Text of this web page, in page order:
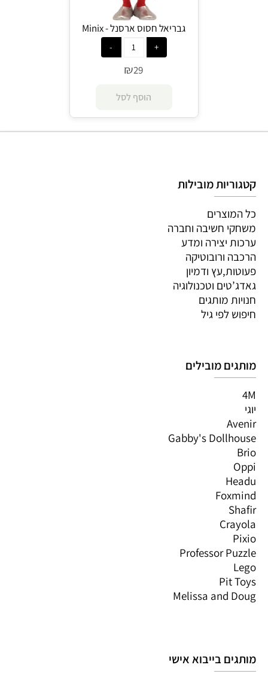
גבריאל חסוס ארסנל - Minix
₪29
הוסף לסל
קטגוריות מובילות
כל המוצרים
משחקי חשיבה וחברה
ערכות יצירה ומדע
הרכבה ורובוטיקה
פעוטות,עץ ודמיון
גאדג’טים וטכנולוגיה
חנויות מותגים
חיפוש לפי גיל
מותגים מובילים
4M
יוגי
Avenir
Gabby's Dollhouse
Brio
Oppi
Headu
Foxmind
Shafir
Crayola
Pixio
Professor Puzzle
Lego
Pit Toys
Melissa and Doug
מותגים בייבוא אישי